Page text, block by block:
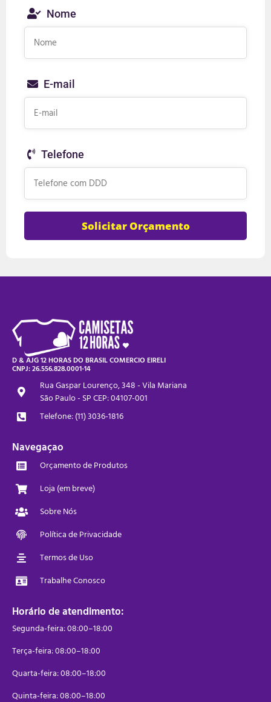
Nome
E-mail
Telefone
Solicitar Orçamento
D & AJG 12 HORAS DO BRASIL COMERCIO EIRELI
CNPJ: 26.556.828.0001-14
Rua Gaspar Lourenço, 348 - Vila Mariana
São Paulo - SP CEP: 04107-001
Telefone: (11) 3036-1816
Navegaçao
Orçamento de Produtos
Loja (em breve)
Sobre Nós
Política de Privacidade
Termos de Uso
Trabalhe Conosco
Horário de atendimento:
Segunda-feira: 08:00–18:00
Terça-feira: 08:00–18:00
Quarta-feira: 08:00–18:00
Quinta-feira: 08:00–18:00